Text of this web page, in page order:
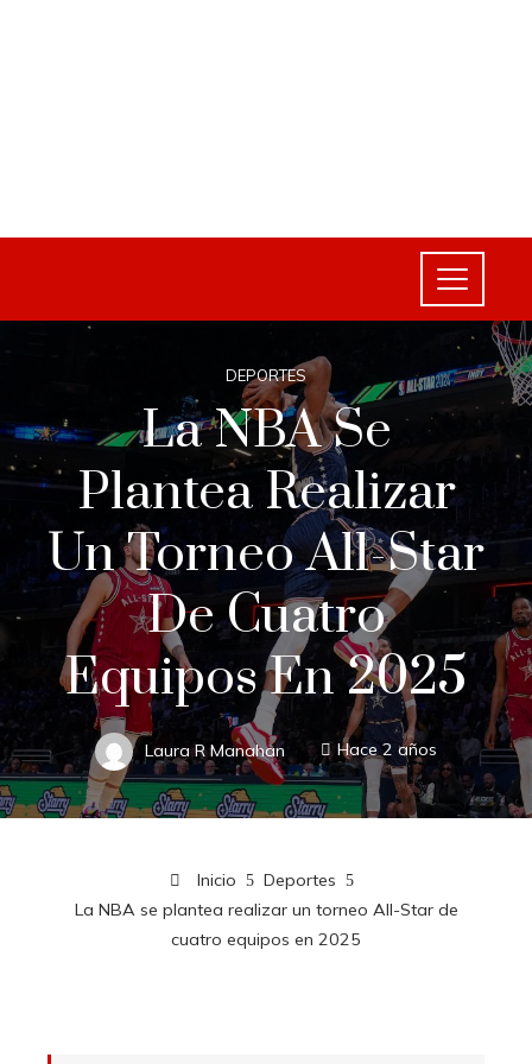
DEPORTES
La NBA Se
Plantea Realizar
Un Torneo All-Star
De Cuatro
Equipos En 2025
Laura R Manahan Hace 2 años
Inicio
Deportes
La NBA se plantea realizar un torneo All-Star de
cuatro equipos en 2025